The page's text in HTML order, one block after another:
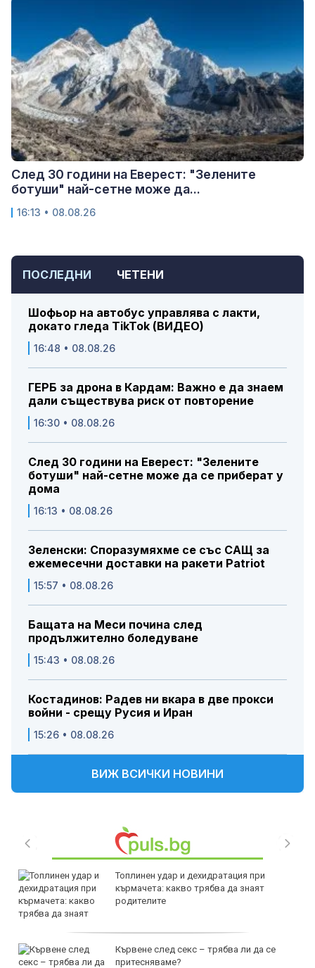
ПОСЛЕДНИ ЧЕТЕНИ
Шофьор на автобус управлява с лакти,
докато гледа TikTok (ВИДЕО)
16:48 • 08.08.26
ГЕРБ за дрона в Кардам: Важно е да знаем
дали съществува риск от повторение
16:30 • 08.08.26
След 30 години на Еверест: "Зелените
ботуши" най-сетне може да се приберат у
дома
16:13 • 08.08.26
Зеленски: Споразумяхме се със САЩ за
ежемесечни доставки на ракети Patriot
15:57 • 08.08.26
Бащата на Меси почина след
продължително боледуване
15:43 • 08.08.26
Костадинов: Радев ни вкара в две прокси
войни - срещу Русия и Иран
15:26 • 08.08.26
ВИЖ ВСИЧКИ НОВИНИ
Топлинен удар и дехидратация при
кърмачета: какво трябва да знаят
родителите
Кървене след секс – трябва ли да се
притесняваме?
След 30 години на Еверест: "Зелените
ботуши" най-сетне може да...
16:13 • 08.08.26